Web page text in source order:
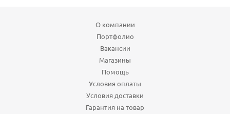
О компании
Портфолио
Вакансии
Магазины
Помощь
Условия оплаты
Условия доставки
Гарантия на товар